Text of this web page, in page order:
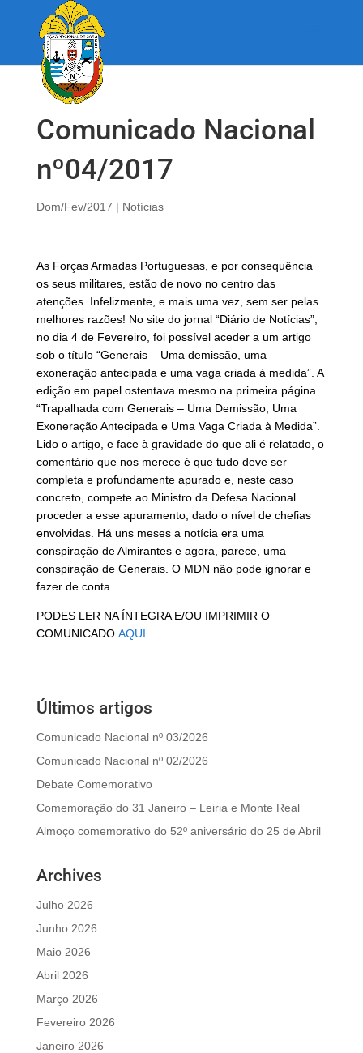
Comunicado Nacional
nº04/2017
Dom/Fev/2017 | Notícias
As Forças Armadas Portuguesas, e por consequência
os seus militares, estão de novo no centro das
atenções. Infelizmente, e mais uma vez, sem ser pelas
melhores razões! No site do jornal “Diário de Notícias”,
no dia 4 de Fevereiro, foi possível aceder a um artigo
sob o título “Generais – Uma demissão, uma
exoneração antecipada e uma vaga criada à medida”. A
edição em papel ostentava mesmo na primeira página
“Trapalhada com Generais – Uma Demissão, Uma
Exoneração Antecipada e Uma Vaga Criada à Medida”.
Lido o artigo, e face à gravidade do que ali é relatado, o
comentário que nos merece é que tudo deve ser
completa e profundamente apurado e, neste caso
concreto, compete ao Ministro da Defesa Nacional
proceder a esse apuramento, dado o nível de chefias
envolvidas. Há uns meses a notícia era uma
conspiração de Almirantes e agora, parece, uma
conspiração de Generais. O MDN não pode ignorar e
fazer de conta.
PODES LER NA ÍNTEGRA E/OU IMPRIMIR O
COMUNICADO AQUI
Últimos artigos
Comunicado Nacional nº 03/2026
Comunicado Nacional nº 02/2026
Debate Comemorativo
Comemoração do 31 Janeiro – Leiria e Monte Real
Almoço comemorativo do 52º aniversário do 25 de Abril
Archives
Julho 2026
Junho 2026
Maio 2026
Abril 2026
Março 2026
Fevereiro 2026
Janeiro 2026